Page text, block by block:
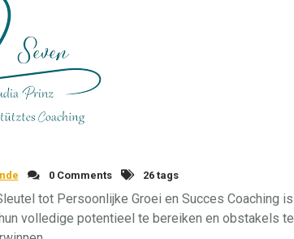
0 Comments 26 tags
tot Persoonlijke Groei en Succes Coaching is
volledige potentieel te bereiken en obstakels te